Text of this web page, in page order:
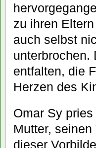
zu ihren
auch selbst
unterbrochen.
entfalten, die
Herzen des
Omar Sy
Mutter,
dieser